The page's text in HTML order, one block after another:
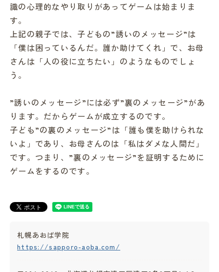
識の心理的なやり取りがあってゲームは始まりま
す。
上記の親子では、子どもの”誘いのメッセージ”は
「僕は困っているんだ。誰か助けてくれ」で、お母
さんは「人の役に立ちたい」のようなものでしょ
う。
”誘いのメッセージ”には必ず”裏のメッセージ”があ
ります。だからゲームが成立するのです。
子ども”の裏のメッセージ”は「誰も僕を助けられな
いよ」であり、お母さんのは「私はダメな人間だ」
です。つまり、”裏のメッセージ”を証明するために
ゲームをするのです。
札幌あおば学院
https://sapporo-aoba.com/